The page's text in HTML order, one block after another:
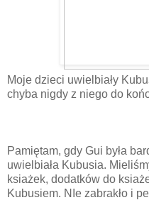
Moje dzieci uwielbiały
chyba nigdy z niego do
Pamiętam, gdy Gui była
uwielbiała Kubusia.
ksiażek, dodatków do
Kubusiem. NIe zabrakło i